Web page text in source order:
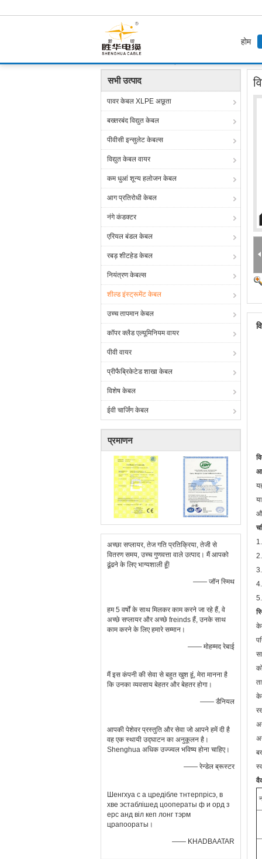
होम
होम उत्पाद शील्ड इंस्ट्रूमेंट केबल वितरित उपकरणों
सभी उत्पाद
पावर केबल XLPE अछूता
बख्तरबंद विद्युत केबल
पीवीसी इन्सुलेट केबल्स
विद्युत केबल वायर
कम धुआं शून्य हलोजन केबल
आग प्रतिरोधी केबल
नंगे कंडक्टर
एरियल बंडल केबल
रबड़ शीटहेड केबल
नियंत्रण केबल्स
शील्ड इंस्ट्रूमेंट केबल
उच्च तापमान केबल
कॉपर क्लैड एल्यूमिनियम वायर
पीवी वायर
प्रीफैब्रिकेटेड शाखा केबल
विशेष केबल
ईवी चार्जिंग केबल
प्रमाणन
अच्छा सप्लायर, तेज गति प्रतिक्रिया, तेजी से
वितरण समय, उच्च गुणवत्ता वाले उत्पाद। मैं आपको
ढूंढने के लिए भाग्यशाली हूँ!
—— जॉन स्मिथ
हम 5 वर्षों के साथ मिलकर काम करने जा रहे हैं, वे
अच्छे सप्लायर और अच्छे freinds हैं, उनके साथ
काम करने के लिए हमारे सम्मान।
—— मोहम्मद रेबाई
मैं इस कंपनी की सेवा से बहुत खुश हूं, मेरा मानना ​​है
कि उनका व्यवसाय बेहतर और बेहतर होगा।
—— डैनियल
आपकी पेशेवर प्रस्तुति और सेवा जो आपने हमें दी है
वह एक स्थायी उद्घाटन का अनुकूलन है।
Shenghua अधिक उज्ज्वल भविष्य होना चाहिए।
—— रेन्डेल ब्रूस्टर
Шенгхуа с а цредібле тнтерпрісэ, в
хве эстаблішед цооператы ф и орд з
ерс анд віл кеп лонг тэрм
црапоораты।
—— KHADBAATAR